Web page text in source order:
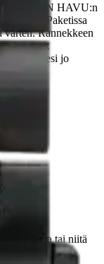
HAVU:n
Paketissa
varten. Rannekkeen
löytyvät
rannekkeesi jo
puutteita tai niitä